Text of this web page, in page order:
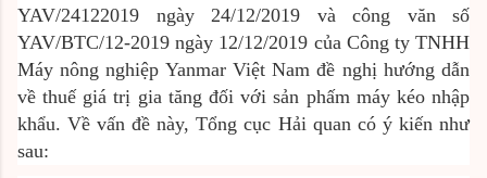
YAV/24122019 ngày 24/12/2019 và công văn số
YAV/BTC/12-2019 ngày 12/12/2019 của Công ty TNHH
Máy nông nghiệp Yanmar Việt Nam đề nghị hướng dẫn
về thuế giá trị gia tăng đối với sản phấm máy kéo nhập
khẩu. Về vấn đề này, Tổng cục Hải quan có ý kiến như
sau: